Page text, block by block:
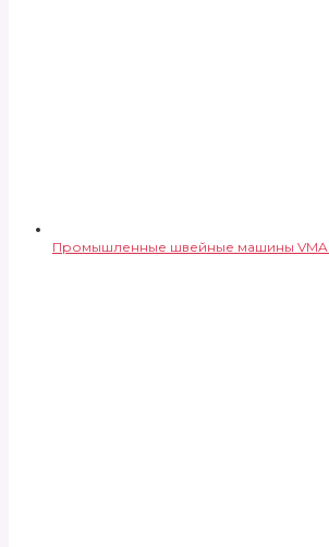
Промышленные швейные машины VMA